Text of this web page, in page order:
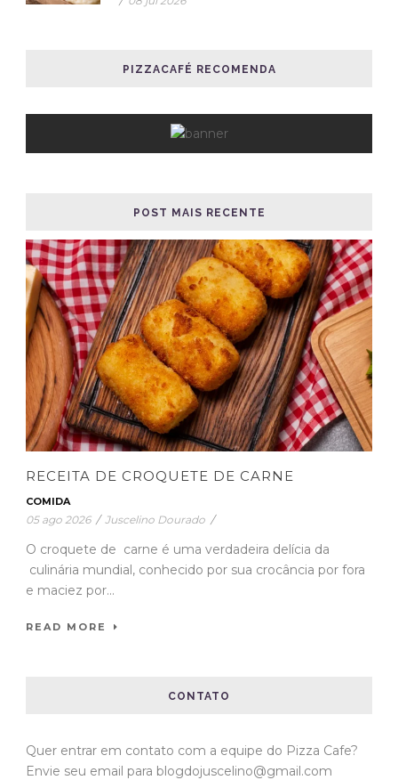
PIZZACAFÉ RECOMENDA
POST MAIS RECENTE
RECEITA DE CROQUETE DE CARNE
COMIDA
05 ago 2026 / Juscelino Dourado /
O croquete de carne é uma verdadeira delícia da
culinária mundial, conhecido por sua crocância por fora
e maciez por...
READ MORE
CONTATO
Quer entrar em contato com a equipe do Pizza Cafe?
Envie seu email para blogdojuscelino@gmail.com